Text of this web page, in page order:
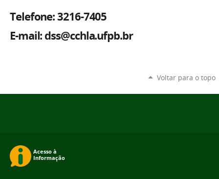
Telefone: 3216-7405
E-mail: dss@cchla.ufpb.br
Voltar para o topo